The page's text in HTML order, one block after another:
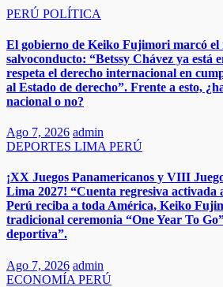
PERÚ POLÍTICA
El gobierno de Keiko Fujimori marcó
salvoconducto: “Betssy Chávez ya está
respeta el derecho internacional en
al Estado de derecho”. Frente a esto,
nacional o no?
Ago 7, 2026 admin
DEPORTES LIMA PERÚ
¡XX Juegos Panamericanos y VIII
Lima 2027! “Cuenta regresiva activada
Perú reciba a toda América, Keiko
tradicional ceremonia “One Year To
deportiva”.
Ago 7, 2026 admin
ECONOMÍA PERÚ